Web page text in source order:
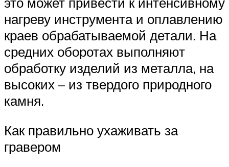
нагреву инструмента и оплавлению
краев обрабатываемой детали. На
средних оборотах выполняют
обработку изделий из металла, на
высоких – из твердого природного
камня.
Как правильно ухаживать за
гравером